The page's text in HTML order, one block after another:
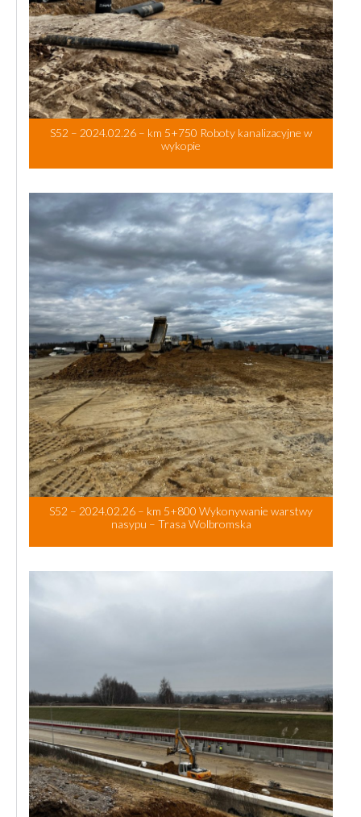
S52 – 2024.02.26 – km 5+750 Roboty kanalizacyjne w
wykopie
S52 – 2024.02.26 – km 5+800 Wykonywanie warstwy
nasypu – Trasa Wolbromska